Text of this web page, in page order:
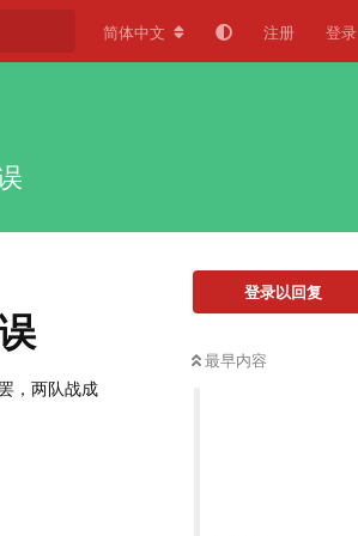
简体中文 注册 登录
登录以回复
最早内容
，两队战成